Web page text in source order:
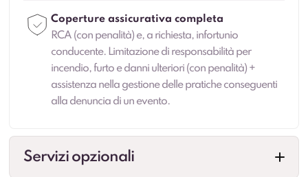
Coperture assicurativa completa
RCA (con penalità) e, a richiesta, infortunio
conducente. Limitazione di responsabilità per
incendio, furto e danni ulteriori (con penalità) +
assistenza nella gestione delle pratiche conseguenti
alla denuncia di un evento.
Servizi opzionali